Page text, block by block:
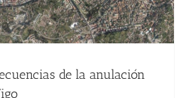
de la anulación